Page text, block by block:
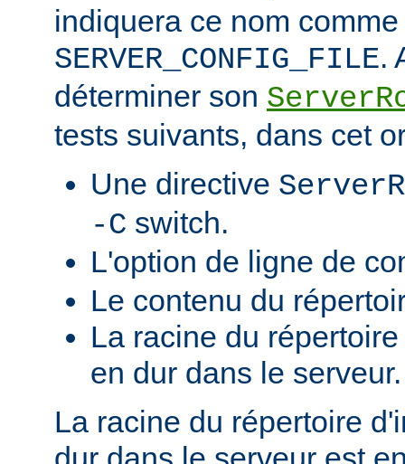
indiquera ce nom
SERVER_CONFIG_FILE.
déterminer son
tests suivants, dans cet
Une directive
-C switch.
L'option de ligne de
Le contenu du
La racine du
en dur dans le serveur.
La racine du répertoire